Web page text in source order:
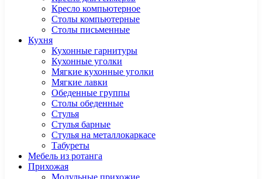
Кресло компьютерное
Столы компьютерные
Столы письменные
Кухня
Кухонные гарнитуры
Кухонные уголки
Мягкие кухонные уголки
Мягкие лавки
Обеденные группы
Столы обеденные
Стулья
Стулья барные
Стулья на металлокаркасе
Табуреты
Мебель из ротанга
Прихожая
Модульные прихожие